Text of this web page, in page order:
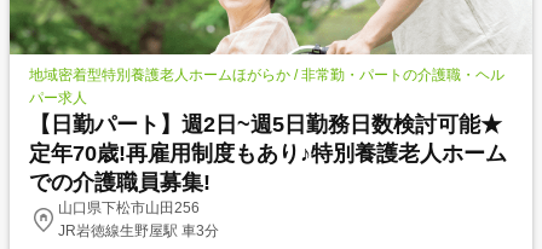
地域密着型特別養護老人ホームほがらか / 非常勤・パートの介護職・ヘル
パー求人
【日勤パート】週2日~週5日勤務日数検討可能★
定年70歳!再雇用制度もあり♪特別養護老人ホーム
での介護職員募集!
山口県下松市山田256
JR岩徳線生野屋駅 車3分